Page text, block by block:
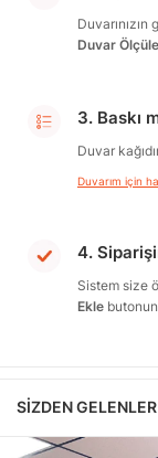
Duvar
3. Baskı
Duvar
Duvarım için
4.
Sistem size
Ekle
SIZDEN GELENLER